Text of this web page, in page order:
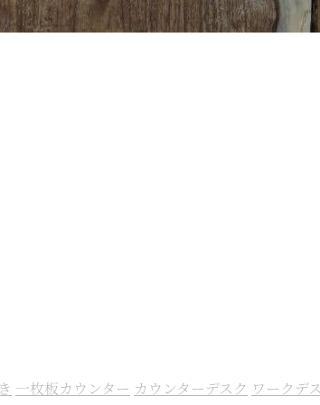
一枚板カウンター カウンターデスク ワークデ